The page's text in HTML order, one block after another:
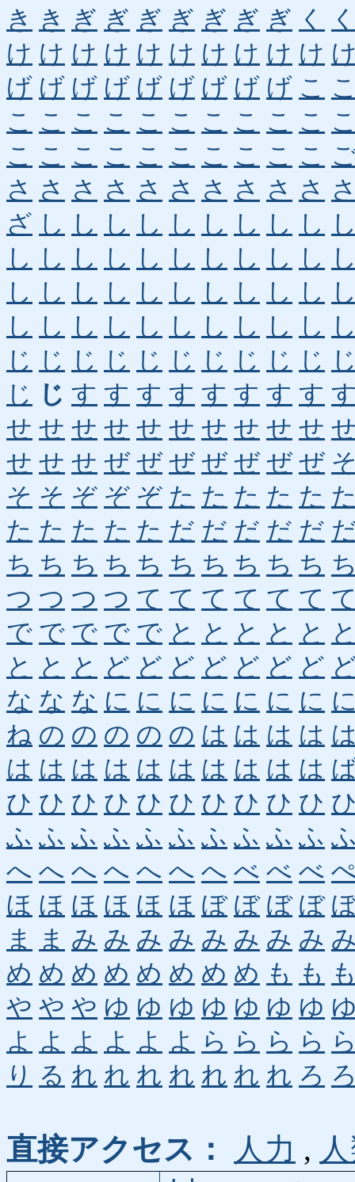
き き ぎ ぎ ぎ ぎ ぎ ぎ ぎ く
け け け け け け け け け け
げ げ げ げ げ げ げ げ げ こ
こ こ こ こ こ こ こ こ こ こ
こ こ こ こ こ こ こ こ こ こ
さ さ さ さ さ さ さ さ さ さ
ざ し し し し し し し し し
し し し し し し し し し し
し し し し し し し し し し
し し し し し し し し し し
じ じ じ じ じ じ じ じ じ じ
じ じ す す す す す す す す
せ せ せ せ せ せ せ せ せ せ
せ せ せ ぜ ぜ ぜ ぜ ぜ ぜ ぜ
そ そ ぞ ぞ ぞ た た た た た
た た た た た だ だ だ だ だ
ち ち ち ち ち ち ち ち ち ち
つ つ つ つ て て て て て て
で で で で で と と と と と
と と と ど ど ど ど ど ど ど
な な な に に に に に に に
ね の の の の の は は は は
は は は は は は は は は は
ひ ひ ひ ひ ひ ひ ひ ひ ひ ひ
ふ ふ ふ ふ ふ ふ ふ ふ ふ ふ
へ へ へ へ へ へ へ べ べ べ
ほ ほ ほ ほ ほ ほ ぼ ぼ ぼ ぼ
ま
ま み み み み み み み み
め め め め め め め め も も
や や や ゆ ゆ ゆ ゆ ゆ ゆ ゆ
よ よ よ よ よ よ ら ら ら ら
り る れ れ れ れ れ れ れ ろ
直接アクセス： 人力 ,